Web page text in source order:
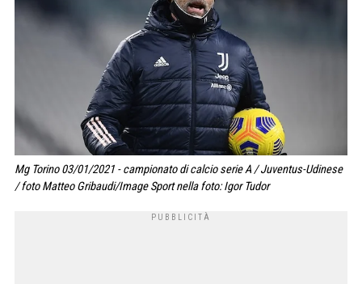
Mg Torino 03/01/2021 - campionato di calcio serie A / Juventus-Udinese
/ foto Matteo Gribaudi/Image Sport nella foto: Igor Tudor